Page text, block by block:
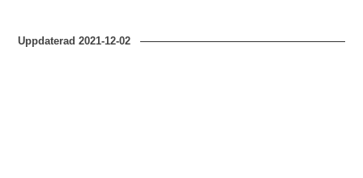
Uppdaterad2021-12-02